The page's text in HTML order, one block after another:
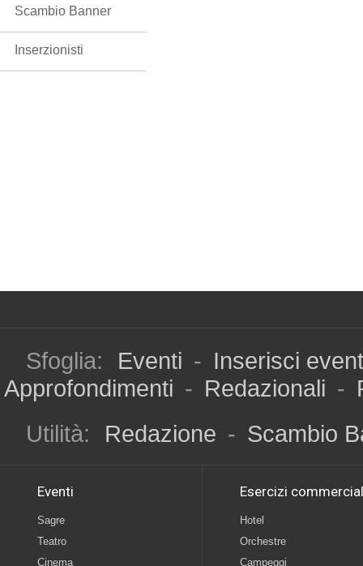
Scambio Banner
Inserzionisti
Sfoglia: Eventi - Inserisci
Approfondimenti - Redazionali -
Utilità:
Redazione - Scambio
Eventi
Sagre
Teatro
Cinema
Esercizi
Hotel
Orchestre
Campeggi